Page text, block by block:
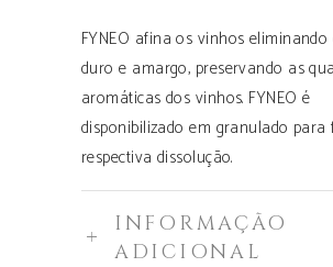
FYNEO afina os vinhos
duro e amargo, preservando as
aromáticas dos vinhos. FYNEO é
disponibilizado em granulado
respectiva dissolução.
INFORMAÇÃO
ADICIONAL